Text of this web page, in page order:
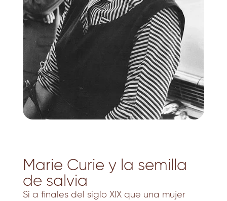
Marie Curie y la semilla
de salvia
Si a finales del siglo XIX que una mujer